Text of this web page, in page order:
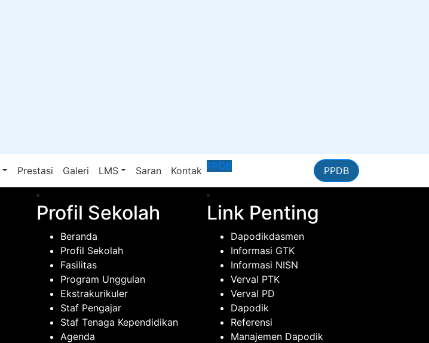
Prestasi Galeri LMS Saran Kontak PPDB PPDB
Profil Sekolah
Beranda
Profil Sekolah
Fasilitas
Program Unggulan
Ekstrakurikuler
Staf Pengajar
Staf Tenaga Kependidikan
Agenda
Link Penting
Dapodikdasmen
Informasi GTK
Informasi NISN
Verval PTK
Verval PD
Dapodik
Referensi
Manajemen Dapodik